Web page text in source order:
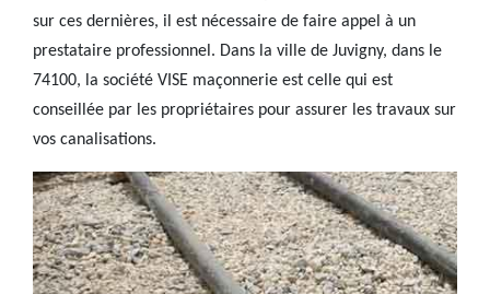
sur ces dernières, il est nécessaire de faire appel à un
prestataire professionnel. Dans la ville de Juvigny, dans le
74100, la société VISE maçonnerie est celle qui est
conseillée par les propriétaires pour assurer les travaux sur
vos canalisations.